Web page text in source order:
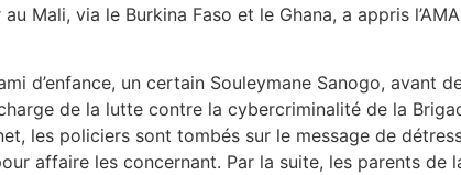
Mali, via le Burkina Faso et le Ghana, a appris
d’enfance, un certain Souleymane Sanogo, avant
de la lutte contre la cybercriminalité de la
les policiers sont tombés sur le message de
affaire les concernant. Par la suite, les parents de